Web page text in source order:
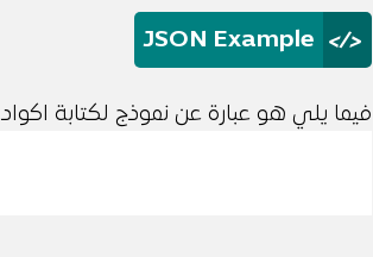
</>
JSON Example
فيما يلي هو عبارة عن نموذج لكتابة اكواد JSON